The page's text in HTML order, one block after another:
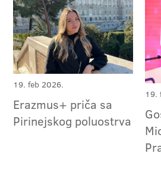
19. feb 2026.
Erazmus+ priča sa
Pirinejskog poluostrva
19.